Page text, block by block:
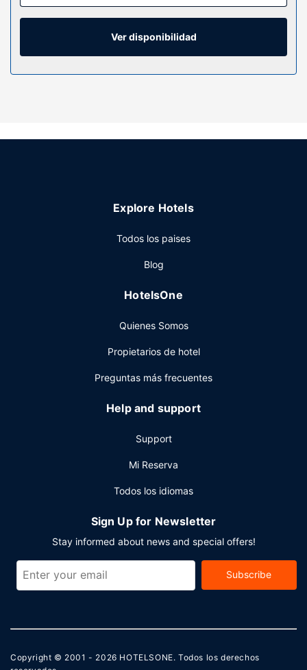
los tuyos. Además, podrás disfrutar de canales por
satélite. Entre las comodidades, se incluyen teléfono y
Servicios hotel
Con una terraza y jardín donde descansar y comodidades
lavandería a tu disposición. Hay un aparcamiento sin
Ver disponibilidad
Explore Hotels
Todos los paises
Blog
HotelsOne
Quienes Somos
Propietarios de hotel
Preguntas más frecuentes
Help and support
Support
Mi Reserva
Todos los idiomas
Sign Up for Newsletter
Stay informed about news and special offers!
Subscribe
Copyright © 2001 - 2026 HOTELSONE. Todos los derechos